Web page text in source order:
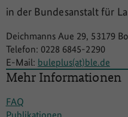
in der Bundesanstalt für
Deichmanns Aue 29, 53179
Telefon: 0228 6845-2290
E-Mail: buleplus(at)ble.de
Mehr Informationen
FAQ
Publikationen